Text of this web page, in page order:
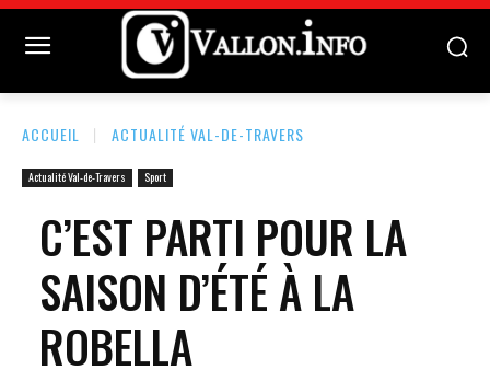
ACCUEIL ACTUALITÉ VAL-DE-TRAVERS
Actualité Val-de-Travers Sport
C’EST PARTI POUR LA
SAISON D’ÉTÉ À LA
ROBELLA